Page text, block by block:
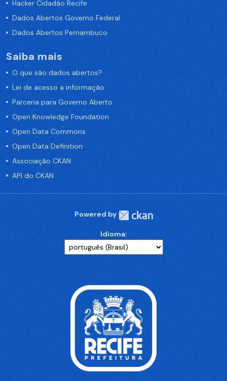
Hacker Cidadão Recife
Dados Abertos Governo Federal
Dados Abertos Pernambuco
Saiba mais
O que são dados abertos?
Lei de acesso a informação
Parceria para Governo Aberto
Open Knowledge Foundation
Open Data Commons
Open Data Definition
Associação CKAN
API do CKAN
Powered by
Idioma